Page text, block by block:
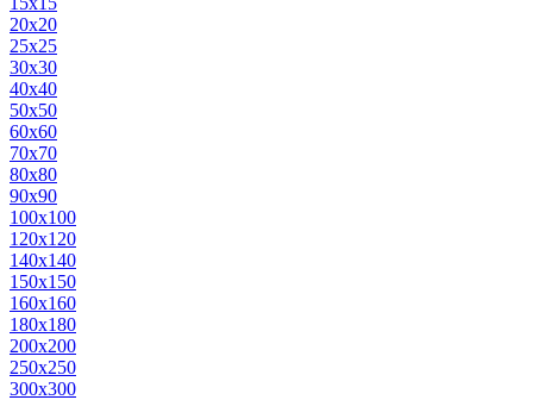
20х20
25х25
30х30
40х40
50х50
60х60
70х70
80х80
90х90
100х100
120х120
140х140
150х150
160х160
180х180
200х200
250х250
300х300